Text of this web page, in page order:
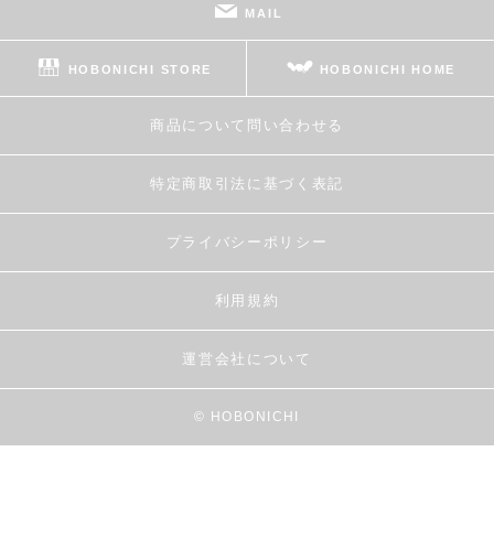
MAIL
HOBONICHI STORE HOBONICHI HOME
商品について問い合わせる
特定商取引法に基づく表記
プライバシーポリシー
利用規約
運営会社について
© HOBONICHI